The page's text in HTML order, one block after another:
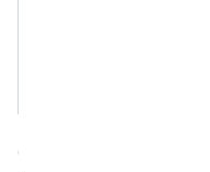
SPRAYMASTER